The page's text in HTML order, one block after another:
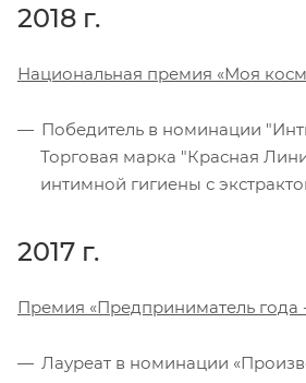
2018 г.
Национальная премия «Моя
Победитель в номинации
Торговая марка "Красная
интимной гигиены с
2017 г.
Премия «Предприниматель года -
Лауреат в номинации